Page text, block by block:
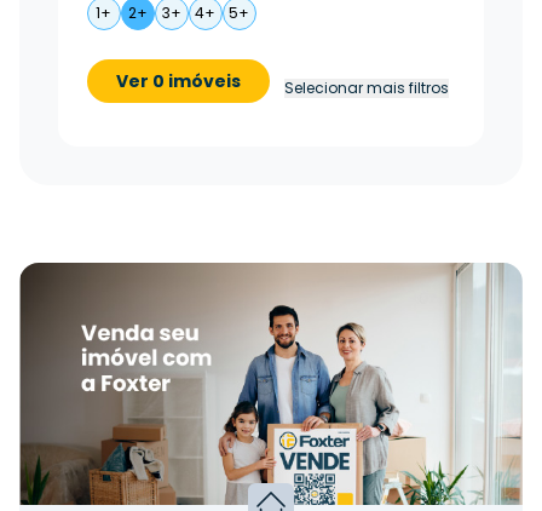
1+ 2+ 3+ 4+ 5+
Ver 0 imóveis Selecionar mais filtros